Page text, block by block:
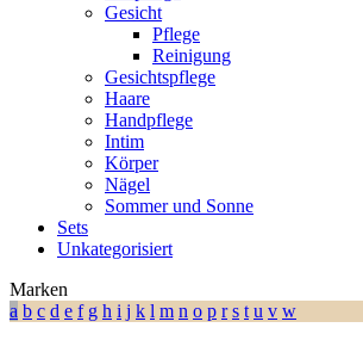
Gesicht
Pflege
Reinigung
Gesichtspflege
Haare
Handpflege
Intim
Körper
Nägel
Sommer und Sonne
Sets
Unkategorisiert
Marken
a b c d e f g h i j k l m n o p r s t u v w